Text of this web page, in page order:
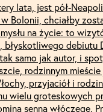
lata, jest pół-
Bolonii, chciałby
na życie: to
błyskotliwego debiutu
samo jak autor, i
rodzinnym
przyjaciół i
wielu groteskowych
senną włóczęgę.